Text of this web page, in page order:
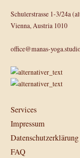
Schulerstrasse 1-3/24a
Vienna, Austria 1010
office@manas-
Services
Impressum
Datenschutzerklärung
FAQ